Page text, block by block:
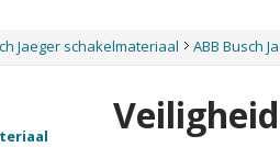
Jaeger schakelmateriaal ABB Busch